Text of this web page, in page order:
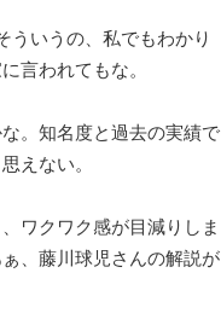
ういうの、私でもわかり
言われてもな。
。知名度と過去の実績で
えない。
ワクワク感が目減りしま
、藤川球児さんの解説が